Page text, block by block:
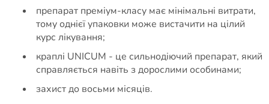
препарат преміум-класу має мінімальні витрати,
тому однієї упаковки може вистачити на цілий
курс лікування;
краплі UNICUM - це сильнодіючий препарат, який
справляється навіть з дорослими особинами;
захист до восьми місяців.